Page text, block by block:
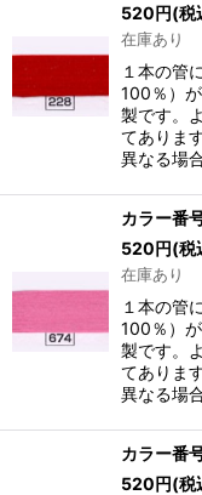
520円(税
在庫あり
１本の管
100％）
製です。
てありま
異なる場
カラー番
520円(税
在庫あり
１本の管
100％）
製です。
てありま
異なる場
カラー番
520円(税